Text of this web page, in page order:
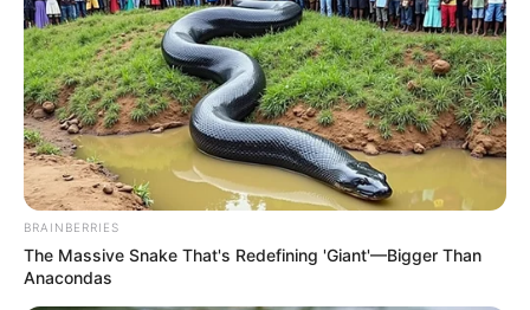
BRAINBERRIES
The Massive Snake That's Redefining 'Giant'—Bigger Than
Anacondas